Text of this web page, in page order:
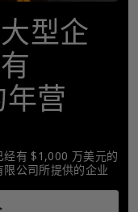
型企
营
经有 $1,000 万美元的
公司所提供的企业